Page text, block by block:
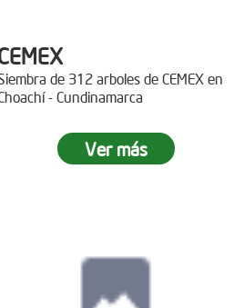
de 312 arboles de CEMEX en
- Cundinamarca
Ver más